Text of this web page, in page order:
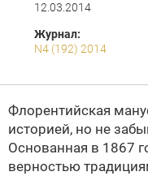
12.03.2014
Журнал:
N4 (192) 2014
Флорентийская
историей, но не
Основанная в 1867
верностью